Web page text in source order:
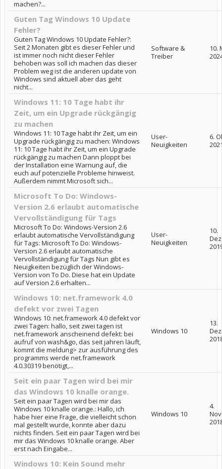
machen?...
Guten Tag Windows 10 Update
Fehler?
Guten Tag Windows 10 Update Fehler?:
Seit 2 Monaten gibt es dieser Fehler und
ist immer noch nicht dieser Fehler
behoben was soll ich machen das dieser
Problem weg ist die anderen update von
Windows sind aktuell aber das geht
nicht...
Software &
Treiber
10.
Windows 11: 10 Tage habt ihr
Zeit, um ein Upgrade rückgängig
zu machen
Windows 11: 10 Tage habt ihr Zeit, um ein
Upgrade rückgängig zu machen: Windows
11: 10 Tage habt ihr Zeit, um ein Upgrade
rückgängig zu machen Dann ploppt bei
der Installation eine Warnung auf, die
euch auf potenzielle Probleme hinweist.
Außerdem nimmt Microsoft sich...
User-
Neuigkeiten
6.
Microsoft To Do: Windows-
Version 2.6 erlaubt automatische
Vervollständigung für Tags
Microsoft To Do: Windows-Version 2.6
erlaubt automatische Vervollständigung
für Tags: Microsoft To Do: Windows-
Version 2.6 erlaubt automatische
Vervollständigung für Tags Nun gibt es
Neuigkeiten bezüglich der Windows-
Version von To Do. Diese hat ein Update
auf Version 2.6 erhalten...
User-
Neuigkeiten
10.
Windows 10: net.framework 4.0
defekt vor zwei Tagen
Windows 10: net.framework 4.0 defekt vor
zwei Tagen: hallo, seit zwei tagen ist
net.framework anscheinend defekt: bei
aufruf von wash&go, das seit jahren läuft,
kommt die meldung> zur ausführung des
programms werde net.framework
4.0.30319 benötigt,...
Windows 10
13.
Seit ein paar Tagen wird bei mir
das Windows 10 knalle orange.
Seit ein paar Tagen wird bei mir das
Windows 10 knalle orange.: Hallo, ich
habe hier eine Frage, die vielleicht schon
mal gestellt wurde, konnte aber dazu
nichts finden. Seit ein paar Tagen wird bei
mir das Windows 10 knalle orange. Aber
erst nach Eingabe...
Windows 10
4.
Windows 10: Kein Sound mehr